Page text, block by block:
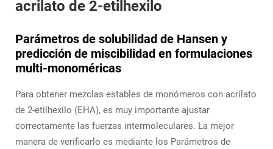
acrilato de 2-etilhexilo
Parámetros de solubilidad de Hansen y
predicción de miscibilidad en formulaciones
multi-monoméricas
Para obtener mezclas estables de monómeros con acrilato
de 2-etilhexilo (EHA), es muy importante ajustar
correctamente las fuerzas intermoleculares. La mejor
manera de verificarlo es mediante los Parámetros de